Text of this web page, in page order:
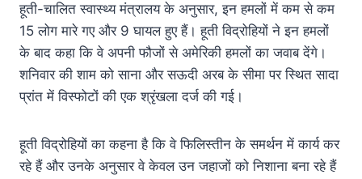
हूती-चालित स्वास्थ्य मंत्रालय के अनुसार, इन हमलों में कम से कम
15 लोग मारे गए और 9 घायल हुए हैं। हूती विद्रोहियों ने इन हमलों
के बाद कहा कि वे अपनी फौजों से अमेरिकी हमलों का जवाब देंगे।
शनिवार की शाम को साना और सऊदी अरब के सीमा पर स्थित सादा
प्रांत में विस्फोटों की एक श्रृंखला दर्ज की गई।
हूती विद्रोहियों का कहना है कि वे फिलिस्तीन के समर्थन में कार्य कर
रहे हैं और उनके अनुसार वे केवल उन जहाजों को निशाना बना रहे हैं